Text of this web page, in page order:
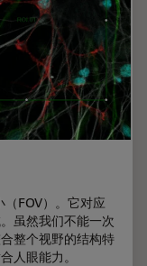
FOV）。它对应
虽然我们不能一次
整个视野的结构特
人眼能力。